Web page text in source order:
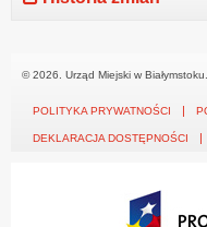
© 2026. Urząd Miejski w
POLITYKA PRYWATNOŚCI
DEKLARACJA DOSTĘPNOŚCI